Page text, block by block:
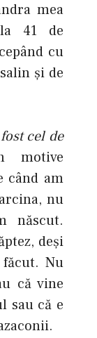
mea
41 de
cu
şi de
cel de
motive
când am
nu
născut.
deşi
Nu
că vine
sau că e